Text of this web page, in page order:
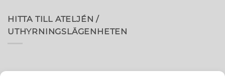
HITTA TILL ATELJÉN /
UTHYRNINGSLÄGENHETEN